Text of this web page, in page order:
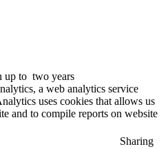
up to two years
a web analytics service
uses cookies that allows us
and to compile reports on website
Sharing